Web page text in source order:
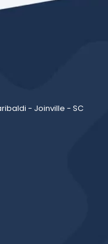
- Joinville - SC